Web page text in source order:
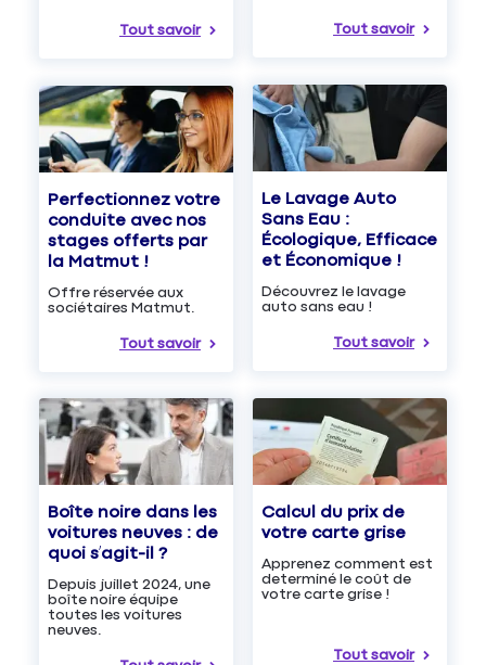
Tout savoir Tout savoir
Perfectionnez votre
conduite avec nos
stages offerts par
la Matmut !
Offre réservée aux
sociétaires Matmut.
Tout savoir
Le Lavage Auto
Sans Eau :
Écologique, Efficace
et Économique !
Découvrez le lavage
auto sans eau !
Tout savoir
Boîte noire dans les
voitures neuves : de
quoi s’agit-il ?
Depuis juillet 2024, une
boîte noire équipe
toutes les voitures
neuves.
Calcul du prix de
votre carte grise
Apprenez comment est
determiné le coût de
votre carte grise !
Tout savoir